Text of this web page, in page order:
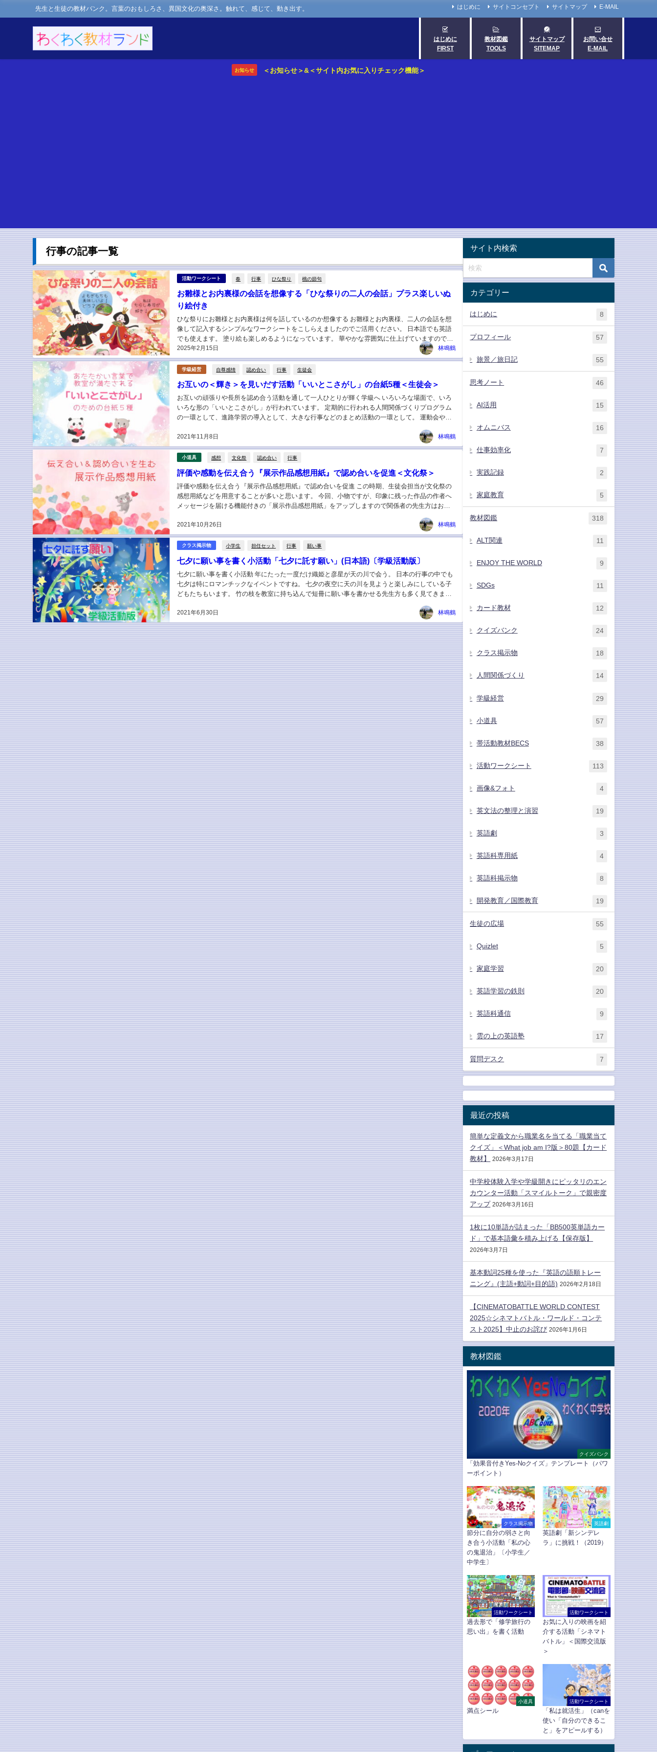
先生と生徒の教材バンク。言葉のおもしろさ、異国文化の奥深さ。触れて、感じて、動き出す。 はじめに サイトコンセプト サイトマップ E-MAIL
はじめに
FIRST
教材図鑑
TOOLS
サイトマップ
SITEMAP
お問い合せ
E-MAIL
お知らせ ＜お知らせ＞&＜サイト内お気に入りチェック機能＞
行事の記事一覧
活動ワークシート 春 行事 ひな祭り 桃の節句
お雛様とお内裏様の会話を想像する「ひな祭りの二人の会話」プラス楽しいぬ
り絵付き
2025年2月15日
ひな祭りにお雛様とお内裏様は何を話しているのか想像する お雛様とお内裏様、二人の会話を想
像して記入するシンプルなワークシートをこしらえましたのでご活用ください。 日本語でも英語
でも使えます。 塗り絵も楽しめるようになっています。 華やかな雰囲気に仕上げていますので、
ぜひ掲示してひな祭りの雰囲気を楽しんでほしいと思います...
林鳴鶴
学級経営 自尊感情 認め合い 行事 生徒会
お互いの＜輝き＞を見いだす活動「いいとこさがし」の台紙5種＜生徒会＞
2021年11月8日
お互いの頑張りや長所を認め合う活動を通して一人ひとりが輝く学級へ いろいろな場面で、いろ
いろな形の「いいとこさがし」が行われています。 定期的に行われる人間関係づくりプログラム
の一環として、進路学習の導入として、大きな行事などのまとめ活動の一環として。 運動会や文
林鳴鶴
小道具 感想 文化祭 認め合い 行事
評価や感動を伝え合う『展示作品感想用紙』で認め合いを促進＜文化祭＞
2021年10月26日
評価や感動を伝え合う『展示作品感想用紙』で認め合いを促進 この時期、生徒会担当が文化祭の
感想用紙などを用意することが多いと思います。 今回、小物ですが、印象に残った作品の作者へ
メッセージを届ける機能付きの「展示作品感想用紙」をアップしますので関係者の先生方はお試
林鳴鶴
クラス掲示物 小学生 担任セット 行事 願い事
七夕に願い事を書く小活動「七夕に託す願い」(日本語)〔学級活動版〕
2021年6月30日
七夕に願い事を書く小活動 年にたった一度だけ織姫と彦星が天の川で会う。 日本の行事の中でも
七夕は特にロマンチックなイベントですね。 七夕の夜空に天の川を見ようと楽しみにしている子
どもたちもいます。 竹の枝を教室に持ち込んで短冊に願い事を書かせる先生方も多く見てきまし
林鳴鶴
サイト内検索
カテゴリー
はじめに 8
プロフィール 57
旅景／旅日記 55
思考ノート 46
AI活用 15
オムニバス 16
仕事効率化 7
実践記録 2
家庭教育 5
教材図鑑 318
ALT関連 11
ENJOY THE WORLD 9
SDGs 11
カード教材 12
クイズバンク 24
クラス掲示物 18
人間関係づくり 14
学級経営 29
小道具 57
帯活動教材BECS 38
活動ワークシート 113
画像&フォト 4
英文法の整理と演習 19
英語劇 3
英語科専用紙 4
英語科掲示物 8
開発教育／国際教育 19
生徒の広場 55
Quizlet 5
家庭学習 20
英語学習の鉄則 20
英語科通信 9
雲の上の英語塾 17
質問デスク 7
最近の投稿
簡単な定義文から職業名を当てる「職業当て
クイズ」＜What job am I?版＞80題【カード
教材】
2026年3月17日
中学校体験入学や学級開きにピッタリのエン
カウンター活動「スマイルトーク」で親密度
アップ 2026年3月16日
1枚に10単語が詰まった「BB500英単語カー
ド」で基本語彙を積み上げる【保存版】
2026年3月7日
基本動詞25種を使った『英語の語順トレー
ニング』(主語+動詞+目的語) 2026年2月18日
【CINEMATOBATTLE WORLD CONTEST
2025☆シネマトバトル・ワールド・コンテ
スト2025】中止のお詫び 2026年1月6日
教材図鑑
クイズバンク
「効果音付きYes-Noクイズ」テンプレート（パワ
ーポイント）
クラス掲示物
節分に自分の弱さと向
き合う小活動「私の心
の鬼退治」〔小学生／
中学生〕
英語劇
英語劇「新シンデレ
ラ」に挑戦！（2019）
活動ワークシート
過去形で「修学旅行の
思い出」を書く活動
活動ワークシート
お気に入りの映画を紹
介する活動「シネマト
バトル」＜国際交流版
＞
小道具
満点シール
活動ワークシート
「私は就活生」（canを
使い「自分のできるこ
と」をアピールする）